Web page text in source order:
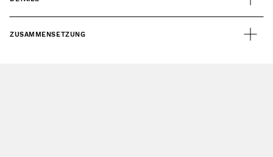
ZUSAMMENSETZUNG